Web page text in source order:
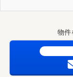
物件